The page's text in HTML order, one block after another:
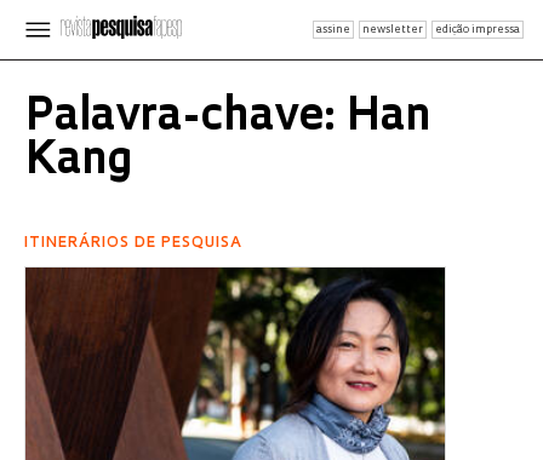
assine newsletter edição impressa
Palavra-chave: Han
Kang
ITINERÁRIOS DE PESQUISA